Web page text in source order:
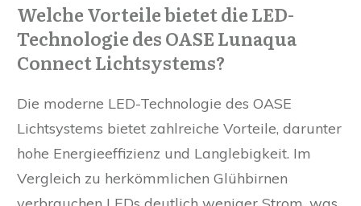
Welche Vorteile bietet die LED-
Technologie des OASE Lunaqua
Connect Lichtsystems?
Die moderne LED-Technologie des OASE
Lichtsystems bietet zahlreiche Vorteile, darunter
hohe Energieeffizienz und Langlebigkeit. Im
Vergleich zu herkömmlichen Glühbirnen